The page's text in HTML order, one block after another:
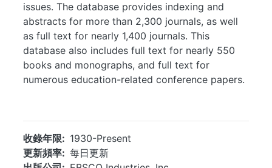
issues. The database provides indexing and
abstracts for more than 2,300 journals, as well
as full text for nearly 1,400 journals. This
database also includes full text for nearly 550
books and monographs, and full text for
numerous education-related conference papers.
收錄年限
1930-Present
更新頻率
每日更新